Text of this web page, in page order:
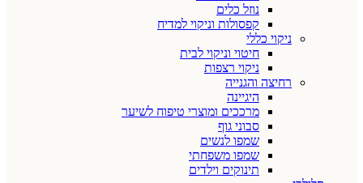
נוזל כלים
קפסולות וניקוי למדיח
ניקוי כללי
חיטוי וניקוי לבית
ניקוי רצפות
רחיצה והגנייה
היגיינה
מרככים ומוצרי טיפוח לשיער
סבוני גוף
שמפו לנשים
שמפו משפחתי
תינוקים וילדים